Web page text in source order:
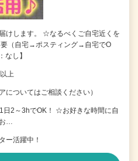
けします。 ☆なるべくご自宅近くを
（自宅→ポスティング→自宅でO
なし】
上
についてはご相談ください）
日2～3hでOK！ ☆お好きな時間に自
…
ー活躍中！